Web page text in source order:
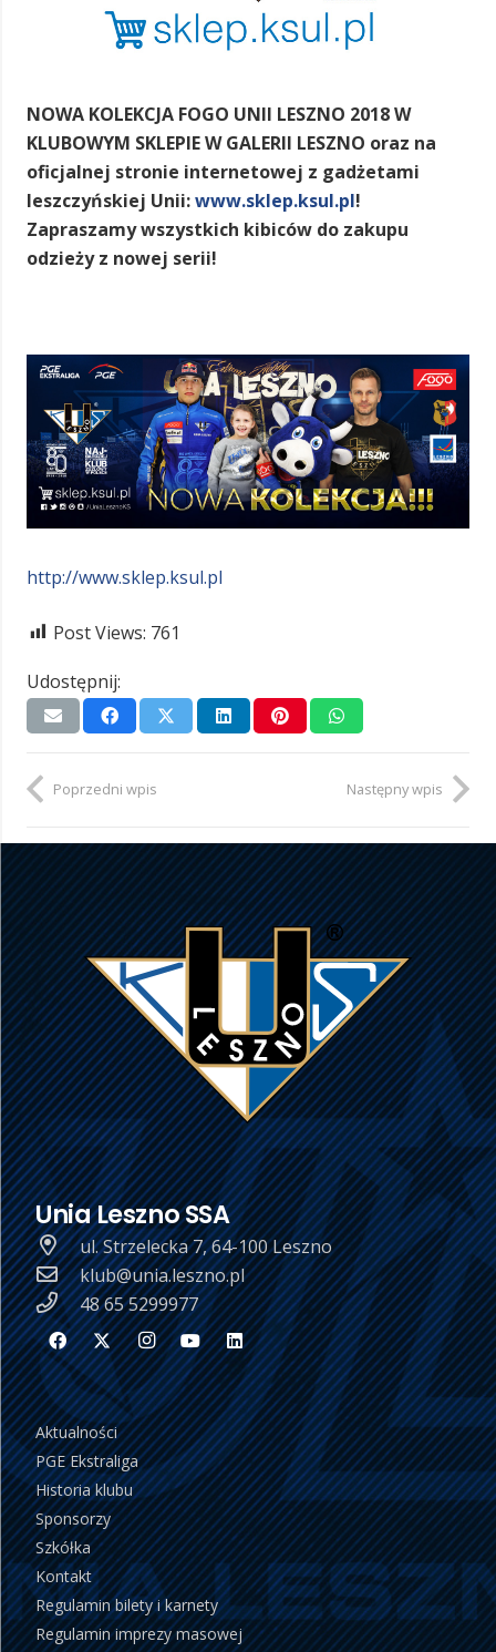
NOWA KOLEKCJA FOGO UNII LESZNO 2018 W
KLUBOWYM SKLEPIE W GALERII LESZNO oraz na
oficjalnej stronie internetowej z gadżetami
leszczyńskiej Unii:www.sklep.ksul.pl!
Zapraszamy wszystkich kibiców do zakupu
odzieży z nowej serii!
http://www.sklep.ksul.pl
Post Views: 761
Udostępnij:
Poprzedni wpis Następny wpis
Unia Leszno SSA
ul. Strzelecka 7, 64-100 Leszno
klub@unia.leszno.pl
48 65 5299977
Aktualności
PGE Ekstraliga
Historia klubu
Sponsorzy
Szkółka
Kontakt
Regulamin bilety i karnety
Regulamin imprezy masowej